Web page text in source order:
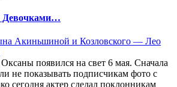
Девочками…
Акиньшиной и Козловского — Лео
появился на свет 6 мая. Сначала
не показывать подписчикам фото с
сегодня актер сделал поклонникам